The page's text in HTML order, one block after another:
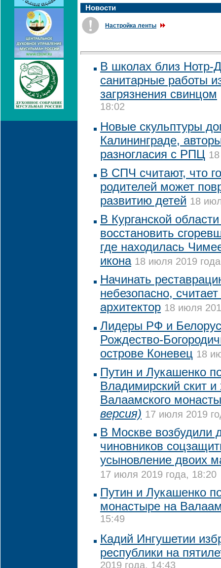
Новости
Настройка ленты
В школах близ Нотр-
санитарные работы
загрязнения свинцом
18:02
Новые скульптуры
Калининграде,
разногласия с РПЦ
В СПЧ считают, что
родителей может
развитию детей 18
В Курганской
восстановить
где находилась
икона 18 июля 2019
Начинать
небезопасно,
архитектор 18 июля
Лидеры РФ и
Рождество-
острове Коневец 18
Путин и Лукашенко
Владимирский скит
Валаамского
версия) 17 июля 2019
В Москве возбудили
чиновников
усыновление двоих
17 июля 2019 года, 18:20
Путин и Лукашенко
монастыре на
15:49
Кадий Ингушетии
республики на